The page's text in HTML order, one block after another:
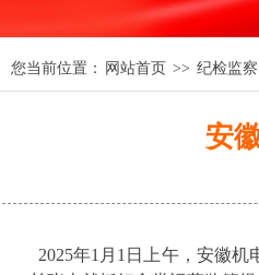
您当前位置： 网站首页 >> 纪检监察
安
2025年1月1日上午，安徽